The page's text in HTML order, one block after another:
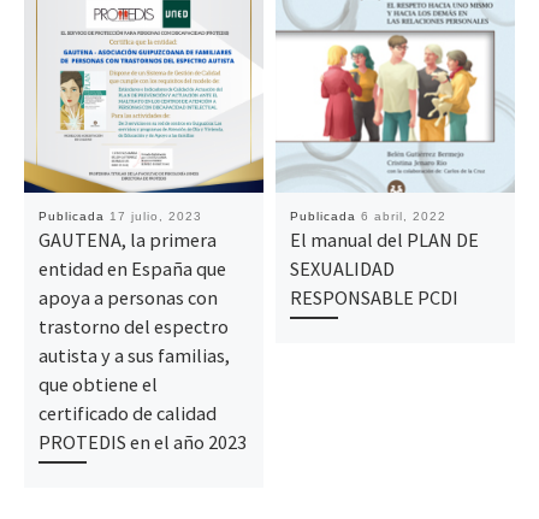
Publicada 17 julio, 2023
GAUTENA, la primera
entidad en España que
apoya a personas con
trastorno del espectro
autista y a sus familias,
que obtiene el
certificado de calidad
PROTEDIS en el año 2023
Publicada 6 abril, 2022
El manual del PLAN DE
SEXUALIDAD
RESPONSABLE PCDI